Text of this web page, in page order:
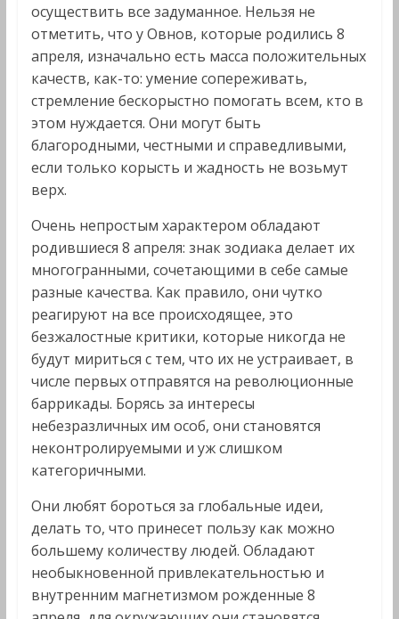
осуществить все задуманное. Нельзя не
отметить, что у Овнов, которые родились 8
апреля, изначально есть масса положительных
качеств, как-то: умение сопереживать,
стремление бескорыстно помогать всем, кто в
этом нуждается. Они могут быть
благородными, честными и справедливыми,
если только корысть и жадность не возьмут
верх.
Очень непростым характером обладают
родившиеся 8 апреля: знак зодиака делает их
многогранными, сочетающими в себе самые
разные качества. Как правило, они чутко
реагируют на все происходящее, это
безжалостные критики, которые никогда не
будут мириться с тем, что их не устраивает, в
числе первых отправятся на революционные
баррикады. Борясь за интересы
небезразличных им особ, они становятся
неконтролируемыми и уж слишком
категоричными.
Они любят бороться за глобальные идеи,
делать то, что принесет пользу как можно
большему количеству людей. Обладают
необыкновенной привлекательностью и
внутренним магнетизмом рожденные 8